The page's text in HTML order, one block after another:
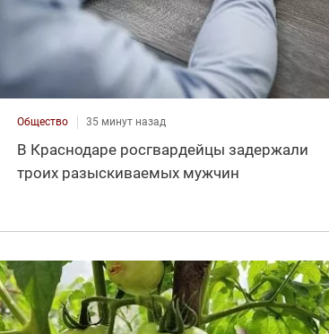
Общество 35 минут назад
В Краснодаре росгвардейцы задержали
троих разыскиваемых мужчин